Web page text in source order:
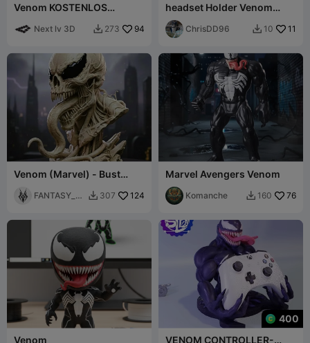
Venom KOSTENLOS
Next lv 3D  273 94
headset Holder Venom
Headphones
ChrisDD96  10 11
Venom (Marvel) - Bust
FANTASY_P
 307 124
Marvel Avengers Venom
Komanche  160 76
Venom
400
VENOM CONTROLLER-